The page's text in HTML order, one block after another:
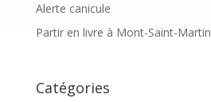
Alerte canicule
Partir en livre à Mont-Saint-Martin
Catégories